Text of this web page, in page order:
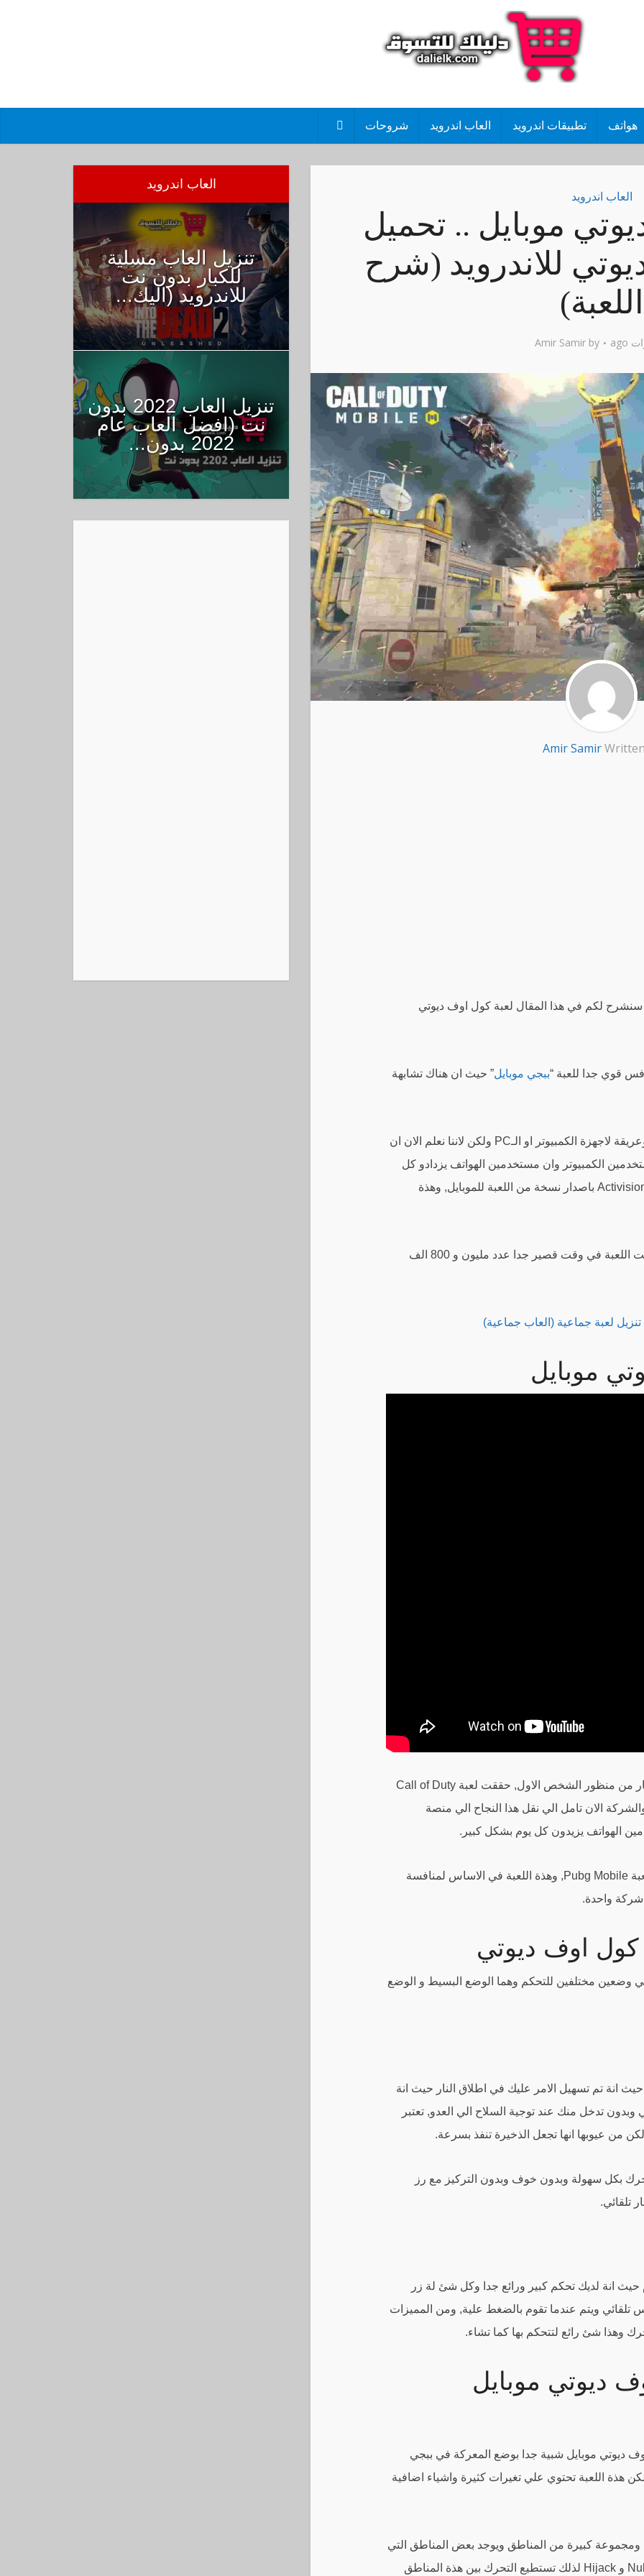
هواتف تطبيقات اندرويد العاب اندرويد شروحات
العاب اندرويد
تنزيل العاب مسلية
للكبار بدون نت
للاندرويد (اليك...
تنزيل العاب 2022 بدون
نت (افضل العاب عام
2022 بدون...
العاب اندرويد
موبايل .. تحميل
للاندرويد (شرح
اللعبة)
by
Amir Samir
Amir Samir
لكم في هذا المقال لعبة كول اوف ديوتي
قوي جدا للعبة “ببجي موبايل” حيث ان هناك تشابهة
لعبة كول اوف ديوتي لعبة قديمة جدا وعريقة لاجهزة الكمبيوتر او الـPC ولكن لاننا نعلم الان ان
الكمبيوتر وان مستخدمين الهواتف يزدادو كل
يوم بشكل كبير ومكثف قامت شركة Activision باصدار نسخة من اللعبة للموبايل, وهذة
وبفضل شهرة لعبة Call of Duty, جمعت اللعبة في وقت قصير جدا عدد مليون و 800 الف
لعبة جماعية (العاب جماعية)
موبايل
لعبة كول اوف ديوتي هي لعبة اطلاق نار من منظور الشخص الاول, حققت لعبة Call of Duty
الان تامل الي نقل هذا النجاح الي منصة
الهواتف يزيدون كل يوم بشكل كبير.
وكما ذكرنا بالاعلي اللعبة تشبة كثيرا لعبة Pubg Mobile, وهذة اللعبة في الاساس لمنافسة
شركة واحدة.
اوف ديوتي
وضعين مختلفين للتحكم وهما الوضع البسيط و الوضع
حيث انة تم تسهيل الامر عليك في اطلاق النار حيث انة
وبدون تدخل منك عند توجية السلاح الي العدو, تعتبر
من عيوبها انها تجعل الذخيرة تنفذ بسرعة.
بكل سهولة وبدون خوف وبدون التركيز مع رز
تلقائي.
انة لديك تحكم كبير ورائع جدا وكل شئ لة زر
ويتم عندما تقوم بالضغط علية, ومن المميزات
وهذا شئ رائع لتتحكم بها كما تشاء.
ديوتي موبايل
ديوتي موبايل شبية جدا بوضع المعركة في ببجي
هذة اللعبة تحتوي علي تغيرات كثيرة واشياء اضافية
كبيرة من المناطق ويوجد بعض المناطق التي
كانت في العاب مثل Crash و Nuketown و Hijack لذلك تستطيع التحرك بين هذة المناطق